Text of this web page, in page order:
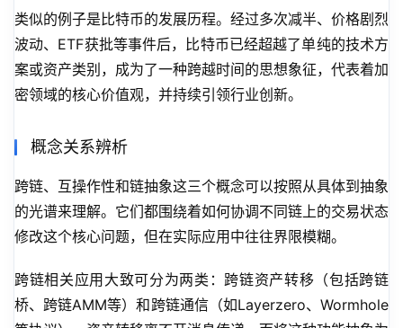
类似的例子是比特币的发展历程。经过多次减半、价格剧烈
波动、ETF获批等事件后，比特币已经超越了单纯的技术方
案或资产类别，成为了一种跨越时间的思想象征，代表着加
密领域的核心价值观，并持续引领行业创新。
概念关系辨析
跨链、互操作性和链抽象这三个概念可以按照从具体到抽象
的光谱来理解。它们都围绕着如何协调不同链上的交易状态
修改这个核心问题，但在实际应用中往往界限模糊。
跨链相关应用大致可分为两类：跨链资产转移（包括跨链
桥、跨链AMM等）和跨链通信（如Layerzero、Wormhole